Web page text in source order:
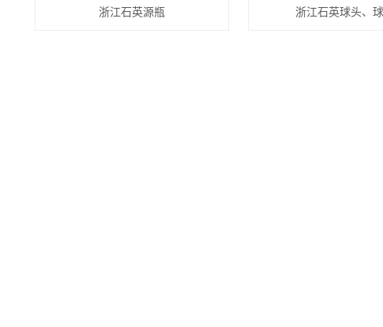
浙江石英源瓶 浙江石英球头、